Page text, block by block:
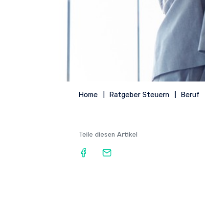
Home Ratgeber Steuern Beruf
Teile diesen Artikel